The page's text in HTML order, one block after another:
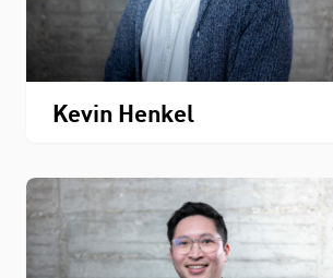
Kevin Henkel